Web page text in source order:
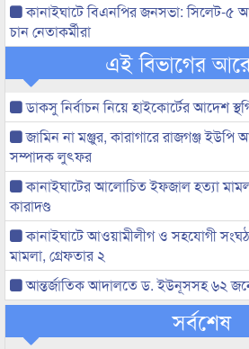
কানাইঘাটে বিএনপির জনসভা: সিলেট-৫
চান নেতাকর্মীরা
এই বিভাগের
ডাকসু নির্বাচন নিয়ে হাইকোর্টের আদেশ
জামিন না মঞ্জুর, কারাগারে রাজগঞ্জ ইউপি
সম্পাদক লুৎফর
কানাইঘাটের আলোচিত ইফজাল হত্যা
কারাদণ্ড
কানাইঘাটে আওয়ামীলীগ ও সহযোগী
মামলা, গ্রেফতার ২
আন্তর্জাতিক আদালতে ড. ইউনূসসহ ৬২
সর্বশেষ